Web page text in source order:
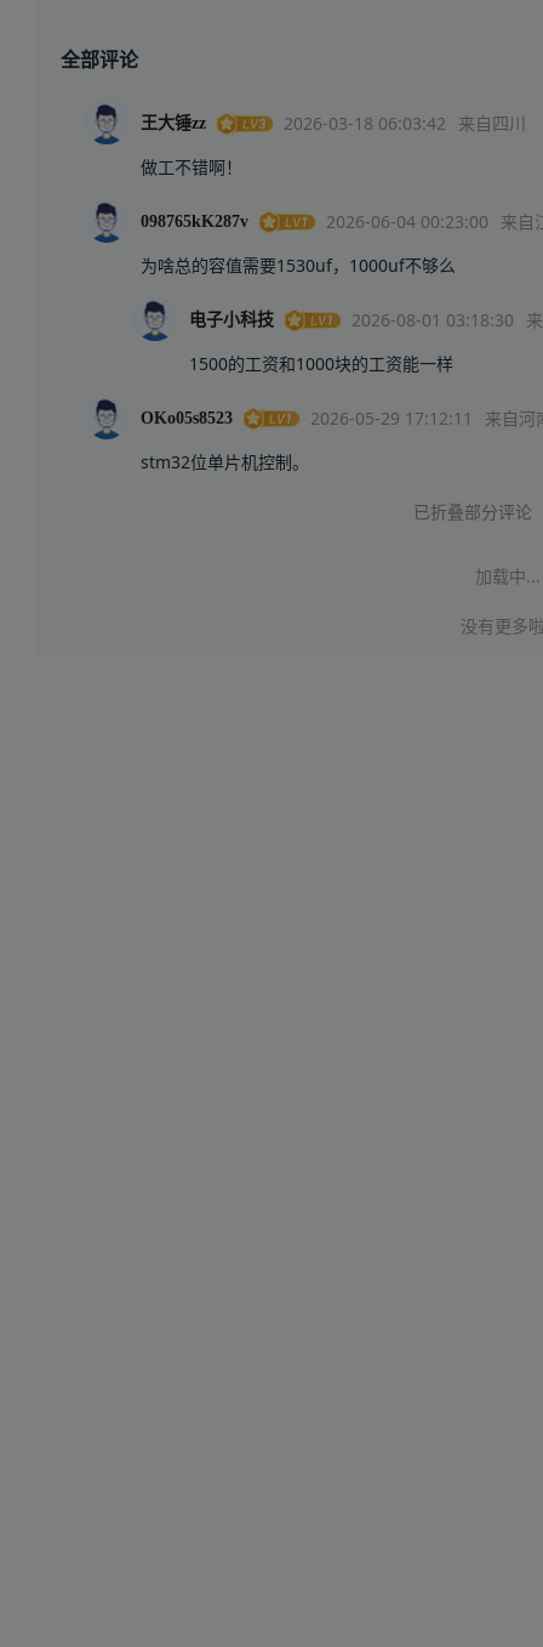
全部评论
王大锤zz 2026-03-18 06:03:42
来自四川
做工不错啊！
098765kK287v 2026-06-04 00:23:00
来自
电子小科技 2026-08-01 03:18:30
OKo05s8523 2026-05-29 17:12:11
来自河
已折叠部分评论
加载中...
没有更多